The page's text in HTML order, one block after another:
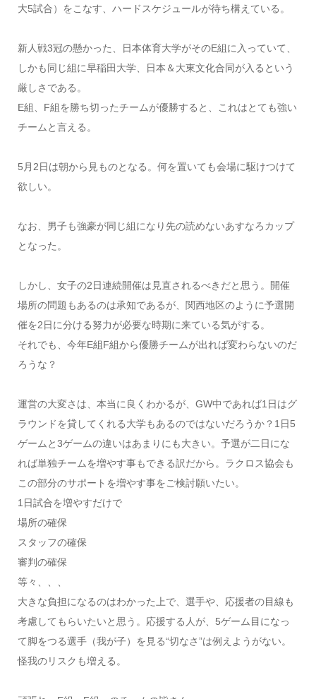
大5試合）をこなす、ハードスケジュールが待ち構えている。
新人戦3冠の懸かった、日本体育大学がそのE組に入っていて、
しかも同じ組に早稲田大学、日本＆大東文化合同が入るという
厳しさである。
E組、F組を勝ち切ったチームが優勝すると、これはとても強い
チームと言える。
5月2日は朝から見ものとなる。何を置いても会場に駆けつけて
欲しい。
なお、男子も強豪が同じ組になり先の読めないあすなろカップ
となった。
しかし、女子の2日連続開催は見直されるべきだと思う。開催
場所の問題もあるのは承知であるが、関西地区のように予選開
催を2日に分ける努力が必要な時期に来ている気がする。
それでも、今年E組F組から優勝チームが出れば変わらないのだ
ろうな？
運営の大変さは、本当に良くわかるが、GW中であれば1日はグ
ラウンドを貸してくれる大学もあるのではないだろうか？1日5
ゲームと3ゲームの違いはあまりにも大きい。予選が二日にな
れば単独チームを増やす事もできる訳だから。ラクロス協会も
この部分のサポートを増やす事をご検討願いたい。
1日試合を増やすだけで
場所の確保
スタッフの確保
審判の確保
等々、、、
大きな負担になるのはわかった上で、選手や、応援者の目線も
考慮してもらいたいと思う。応援する人が、5ゲーム目になっ
て脚をつる選手（我が子）を見る“切なさ”は例えようがない。
怪我のリスクも増える。